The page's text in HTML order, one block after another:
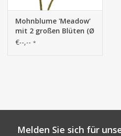
Mohnblume 'Meadow'
mit 2 großen Blüten (Ø
13/11 cm) & 1 großer
€--,-- *
Melden Sie sich für